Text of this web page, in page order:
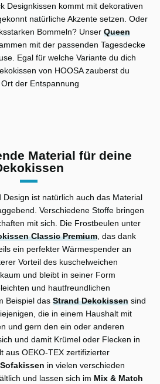
Designkissen kommt mit dekorativen
natürliche Akzente setzen. Oder
Bommeln? Unser Queen
mit der passenden Tagesdecke
Egal für welche Variante du dich
von HOOSA zauberst du
der Entspannung
Material für deine
ist natürlich auch das Material
Verschiedene Stoffe bringen
mit sich. Die Frostbeulen unter
Classic Premium, das dank
ein perfekter Wärmespender an
Vorteil des kuschelweichen
und bleibt in seiner Form
und hautfreundlichen
Beispiel das Strand Dekokissen sind
die in einem Haushalt mit
und gern den ein oder anderen
und damit Krümel oder Flecken in
aus OEKO-TEX zertifizierter
Sofakissen in vielen verschieden
und lassen sich im Mix & Match